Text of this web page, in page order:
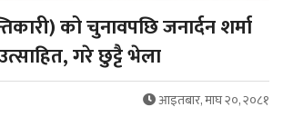
को चुनावपछि जनार्दन शर्मा
गरे छुट्टै भेला
आइतबार, माघ २०, २०८१